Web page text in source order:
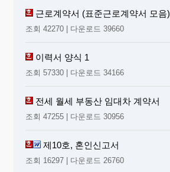
근로계약서 (표준근로계약서 모음)
조회 42270 | 다운로드 39660
이력서 양식 1
조회 57330 | 다운로드 34166
전세 월세 부동산 임대차 계약서
조회 47255 | 다운로드 30956
제10호, 혼인신고서
조회 16297 | 다운로드 26760